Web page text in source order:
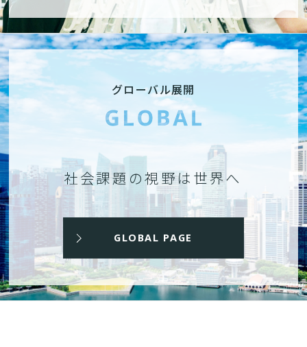
グローバル展開
社会課題の視野は世界へ
GLOBAL PAGE